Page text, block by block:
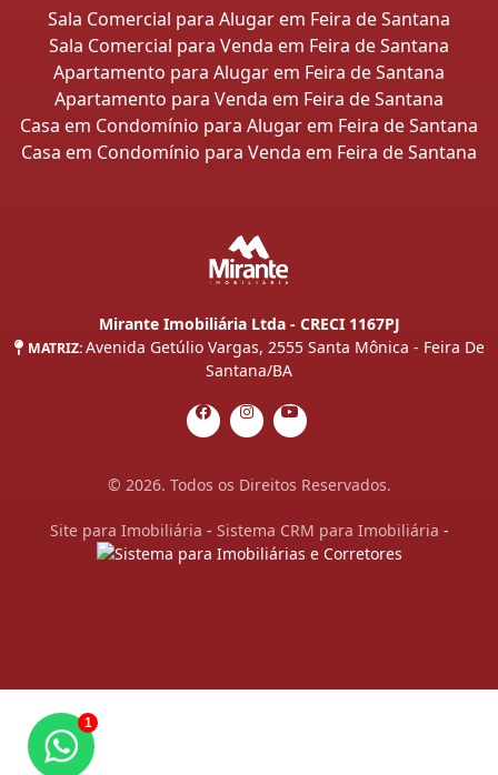
Sala Comercial para Alugar em Feira de Santana
Sala Comercial para Venda em Feira de Santana
Apartamento para Alugar em Feira de Santana
Apartamento para Venda em Feira de Santana
Casa em Condomínio para Alugar em Feira de Santana
Casa em Condomínio para Venda em Feira de Santana
Mirante Imobiliária Ltda - CRECI 1167PJ
MATRIZ: Avenida Getúlio Vargas, 2555 Santa Mônica - Feira De
Santana/BA
© 2026. Todos os Direitos Reservados.
Site para Imobiliária - Sistema CRM para Imobiliária -
1